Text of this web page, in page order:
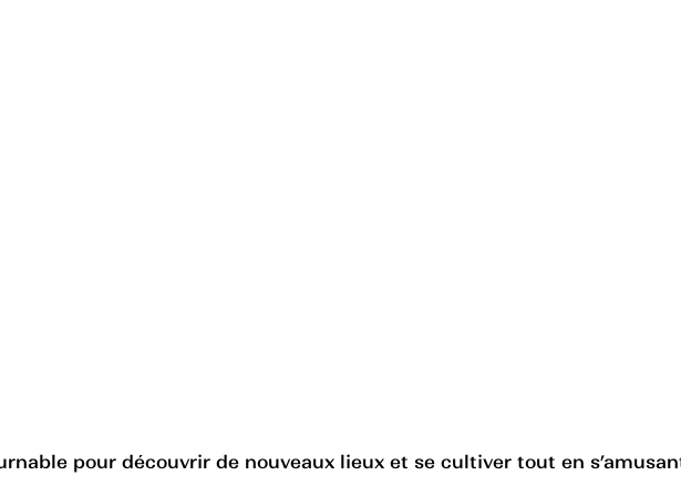
pour découvrir de nouveaux lieux et se cultiver tout en